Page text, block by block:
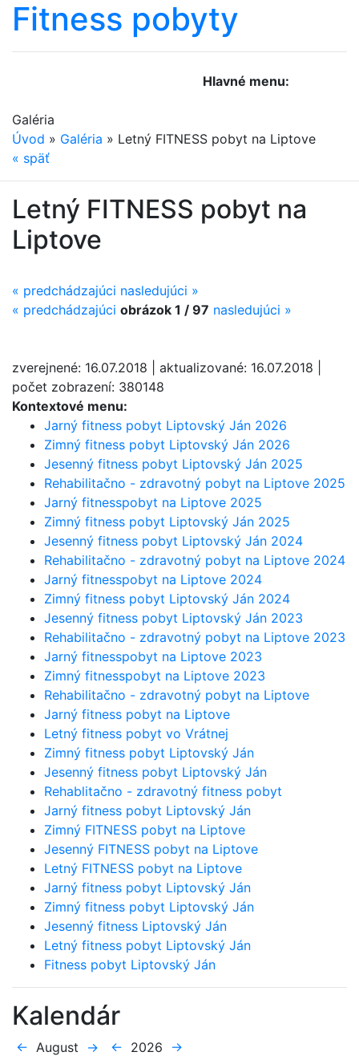
Fitness pobyty
Hlavné menu:
Galéria
Úvod » Galéria » Letný FITNESS pobyt na Liptove
« späť
Kontextové menu:
Jarný fitness pobyt Liptovský Ján 2026
Zimný fitness pobyt Liptovský Ján 2026
Jesenný fitness pobyt Liptovský Ján 2025
Rehabilitačno - zdravotný pobyt na Liptove 2025
Jarný fitnesspobyt na Liptove 2025
Zimný fitness pobyt Liptovský Ján 2025
Jesenný fitness pobyt Liptovský Ján 2024
Rehabilitačno - zdravotný pobyt na Liptove 2024
Jarný fitnesspobyt na Liptove 2024
Zimný fitness pobyt Liptovský Ján 2024
Jesenný fitness pobyt Liptovský Ján 2023
Rehabilitačno - zdravotný pobyt na Liptove 2023
Jarný fitnesspobyt na Liptove 2023
Zimný fitnesspobyt na Liptove 2023
Rehabilitačno - zdravotný pobyt na Liptove
Jarný fitness pobyt na Liptove
Letný fitness pobyt vo Vrátnej
Zimný fitness pobyt Liptovský Ján
Jesenný fitness pobyt Liptovský Ján
Rehablitačno - zdravotný fitness pobyt
Jarný fitness pobyt Liptovský Ján
Zimný FITNESS pobyt na Liptove
Jesenný FITNESS pobyt na Liptove
Letný FITNESS pobyt na Liptove
Jarný fitness pobyt Liptovský Ján
Zimný fitness pobyt Liptovský Ján
Jesenný fitness Liptovský Ján
Letný fitness pobyt Liptovský Ján
Fitness pobyt Liptovský Ján
Kalendár
← August → ← 2026
→
Letný FITNESS pobyt na
Liptove
« predchádzajúci nasledujúci »
« predchádzajúci obrázok 1 / 97 nasledujúci »
zverejnené: 16.07.2018 | aktualizované: 16.07.2018 |
počet zobrazení: 380148